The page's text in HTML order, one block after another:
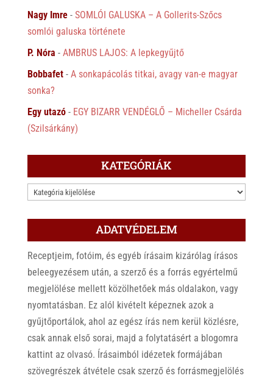
Nagy Imre- SOMLÓI GALUSKA – A Gollerits-Szőcs
somlói galuska története
P. Nóra - AMBRUS LAJOS: A lepkegyűjtő
Bobbafet- A sonkapácolás titkai, avagy van-e magyar
sonka?
Egy utazó- EGY BIZARR VENDÉGLŐ – Micheller Csárda
(Szilsárkány)
KATEGÓRIÁK
KATEGÓRIÁK
ADATVÉDELEM
Receptjeim, fotóim, és egyéb írásaim kizárólag írásos
beleegyezésem után, a szerző és a forrás egyértelmű
megjelölése mellett közölhetőek más oldalakon, vagy
nyomtatásban. Ez alól kivételt képeznek azok a
gyűjtőportálok, ahol az egész írás nem kerül közlésre,
csak annak első sorai, majd a folytatásért a blogomra
kattint az olvasó. Írásaimból idézetek formájában
szövegrészek átvétele csak szerző és forrásmegjelölés